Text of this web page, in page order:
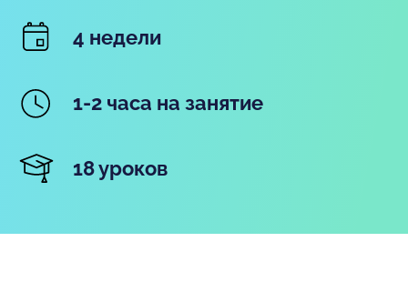
4 недели
1-2 часа на занятие
18 уроков